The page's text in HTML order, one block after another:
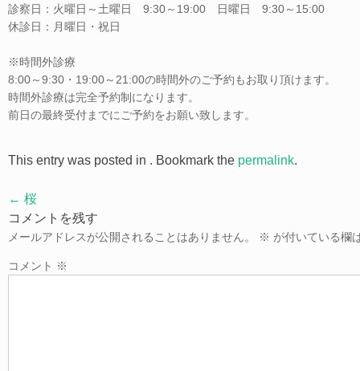
診察日：火曜日～土曜日 9:30～19:00 日曜日 9:30～15:00
休診日：月曜日・祝日
※時間外診療
8:00～9:30・19:00～21:00の時間外のご予約もお取り頂けます。
時間外診療は完全予約制になります。
前日の最終受付までにご予約をお願い致します。
This entry was posted in . Bookmark the permalink.
Post
navigation
← 桜
コメントを残す
メールアドレスが公開されることはありません。 ※ が付いている欄
コメント ※